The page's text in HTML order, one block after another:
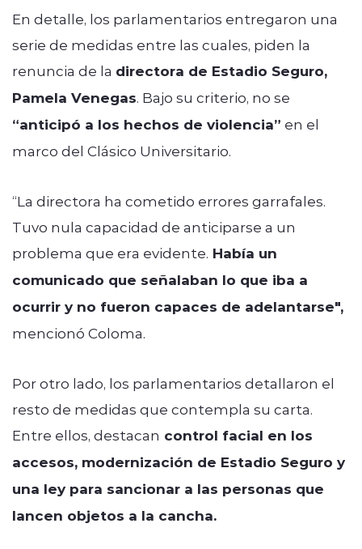
En detalle, los parlamentarios entregaron una
serie de medidas entre las cuales, piden la
renuncia de la directora de Estadio Seguro,
Pamela Venegas. Bajo su criterio, no se
“anticipó a los hechos de violencia” en el
marco del Clásico Universitario.
“La directora ha cometido errores garrafales.
Tuvo nula capacidad de anticiparse a un
problema que era evidente. Había un
comunicado que señalaban lo que iba a
ocurrir y no fueron capaces de adelantarse",
mencionó Coloma.
Por otro lado, los parlamentarios detallaron el
resto de medidas que contempla su carta.
Entre ellos, destacan control facial en los
accesos, modernización de Estadio Seguro y
una ley para sancionar a las personas que
lancen objetos a la cancha.